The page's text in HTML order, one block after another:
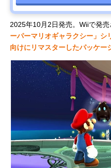
2025年10月2日発売。Wiiで発
ーパーマリオギャラクシー」シ
向けにリマスターしたパッケー